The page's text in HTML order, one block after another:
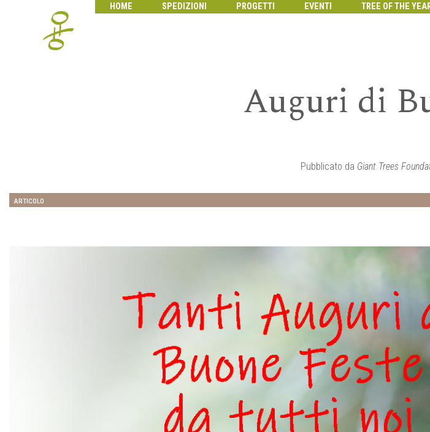
HOME SPEDIZIONI PROGETTI EVENTI TREE OF THE
Auguri di
Pubblicato da Giant Trees
ARTICOLO